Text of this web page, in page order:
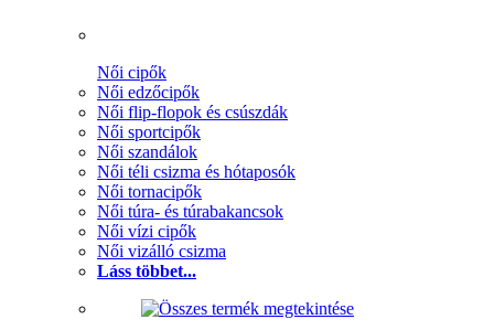
Női cipők
Női edzőcipők
Női flip-flopok és csúszdák
Női sportcipők
Női szandálok
Női téli csizma és hótaposók
Női tornacipők
Női túra- és túrabakancsok
Női vízi cipők
Női vizálló csizma
Láss többet...